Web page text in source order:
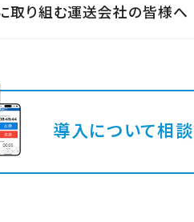
取り組む運送会社の皆様へ
導入について相